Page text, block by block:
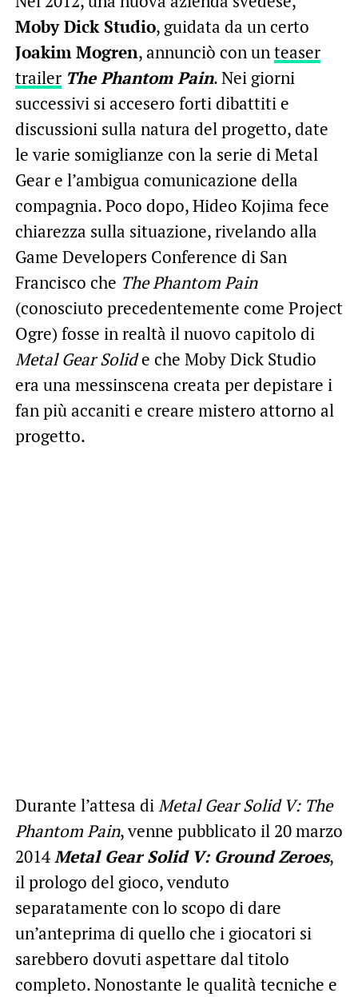
Moby Dick Studio, guidata da un certo
Joakim Mogren, annunciò con unteaser
trailer The Phantom Pain. Nei giorni
successivi si accesero forti dibattiti e
discussioni sulla natura del progetto, date
le varie somiglianze con la serie di Metal
Gear e l’ambigua comunicazione della
compagnia. Poco dopo, Hideo Kojima fece
chiarezza sulla situazione, rivelando alla
Game Developers Conference di San
Francisco che The Phantom Pain
(conosciuto precedentemente come Project
Ogre) fosse in realtà il nuovo capitolo di
Metal Gear Solide che Moby Dick Studio
era una messinscena creata per depistare i
fan più accaniti e creare mistero attorno al
progetto.
Durante l’attesa diMetal Gear Solid V: The
Phantom Pain, venne pubblicato il 20 marzo
2014Metal Gear Solid V: Ground Zeroes,
il prologo del gioco, venduto
separatamente con lo scopo di dare
un’anteprima di quello che i giocatori si
sarebbero dovuti aspettare dal titolo
completo. Nonostante le qualità tecniche e